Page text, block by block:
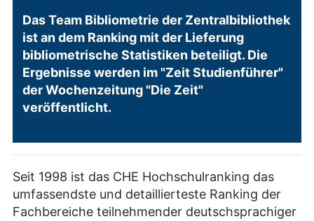
Das Team Bibliometrie der Zentralbibliothek
ist an dem Ranking mit der Lieferung
bibliometrische Statistiken beteiligt. Die
Ergebnisse werden im "Zeit Studienführer"
der Wochenzeitung "Die Zeit"
veröffentlicht.
Seit 1998 ist das CHE Hochschulranking das
umfassendste und detaillierteste Ranking der
Fachbereiche teilnehmender deutschsprachiger